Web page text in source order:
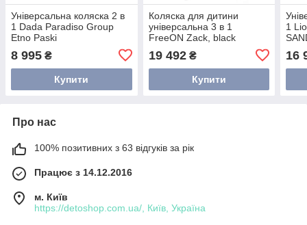
Універсальна коляска 2 в
1 Dada Paradiso Group
Etno Paski
8 995 ₴
Купити
Коляска для дитини
універсальна 3 в 1
FreeON Zack, black
19 492₴
Купити
1
16
Про нас
100% позитивних з 63 відгуків за рік
Працює з 14.12.2016
м. Київ
https://detoshop.com.ua/, Київ, Україна